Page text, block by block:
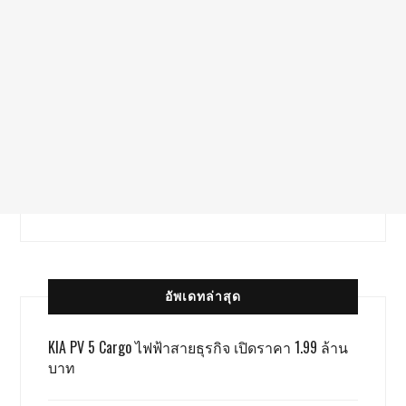
อัพเดทล่าสุด
KIA PV 5 Cargo ไฟฟ้าสายธุรกิจ เปิดราคา 1.99 ล้าน
บาท